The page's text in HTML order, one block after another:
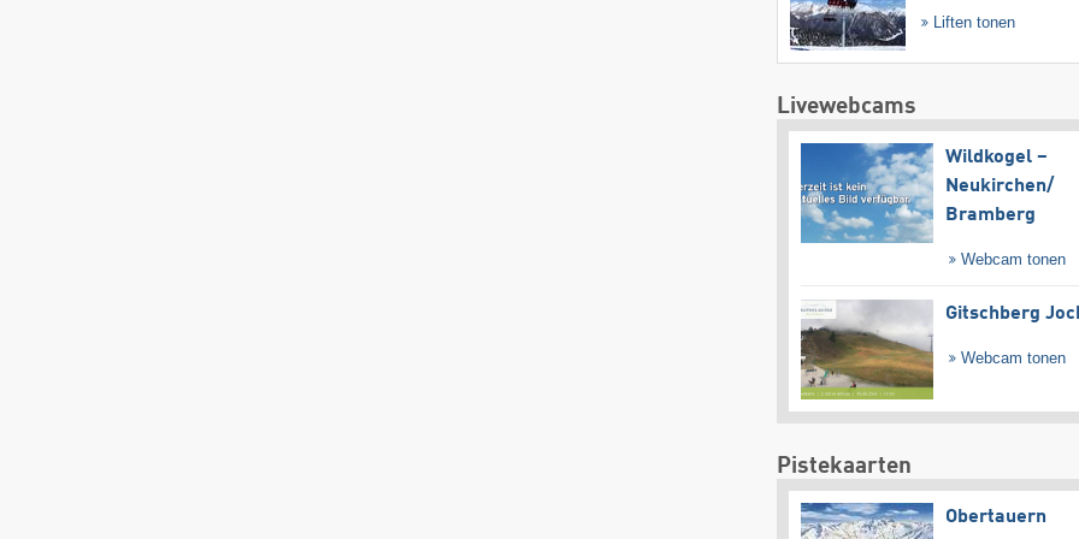
Liften tonen
Livewebcams
Wildkogel –
Neukirchen/​
Bramberg
Webcam tonen
Gitschberg
Webcam tonen
Pistekaarten
Obertauern